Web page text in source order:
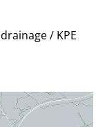
/ KPE